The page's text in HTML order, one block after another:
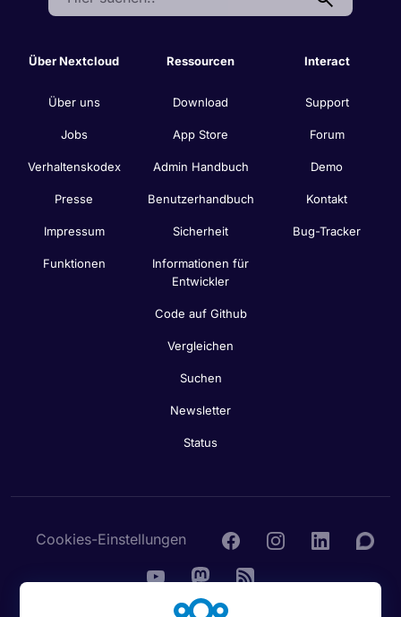
Über Nextcloud
Über uns
Jobs
Verhaltenskodex
Presse
Impressum
Funktionen
Ressourcen
Download
App Store
Admin Handbuch
Benutzerhandbuch
Sicherheit
Informationen für
Entwickler
Code auf Github
Vergleichen
Suchen
Newsletter
Status
Interact
Support
Forum
Demo
Kontakt
Bug-Tracker
Cookies-Einstellungen